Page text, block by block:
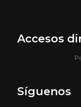
Accesos
Síguenos